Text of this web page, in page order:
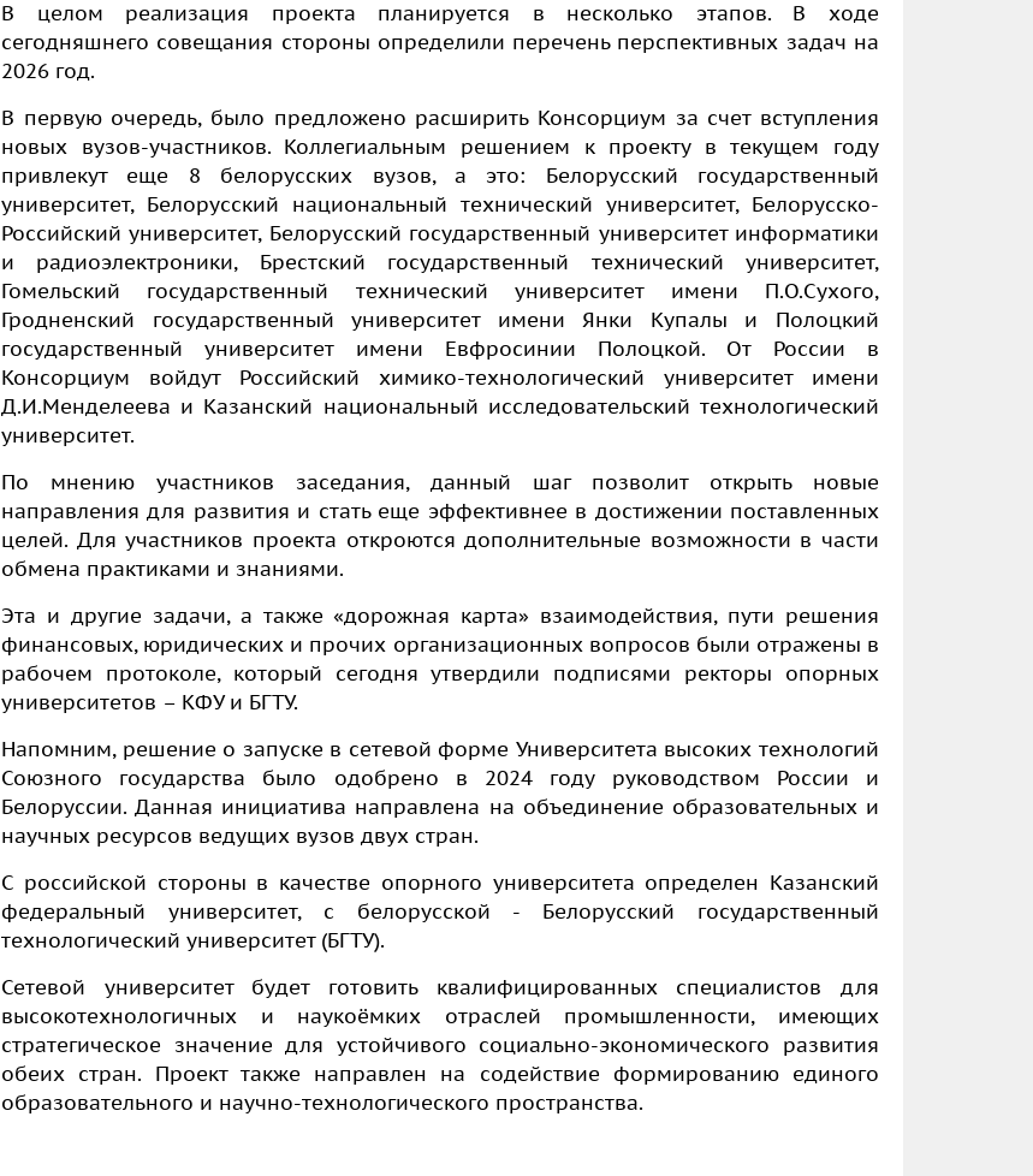
В целом реализация проекта планируется в несколько этапов. В ходе
сегодняшнего совещания стороны определили перечень перспективных задач на
2026 год.
В первую очередь, было предложено расширить Консорциум за счет вступления
новых вузов-участников. Коллегиальным решением к проекту в текущем году
привлекут еще 8 белорусских вузов, а это: Белорусский государственный
университет, Белорусский национальный технический университет, Белорусско-
Российский университет, Белорусский государственный университет информатики
и радиоэлектроники, Брестский государственный технический университет,
Гомельский государственный технический университет имени П.О.Сухого,
Гродненский государственный университет имени Янки Купалы и Полоцкий
государственный университет имени Евфросинии Полоцкой. От России в
Консорциум войдут Российский химико-технологический университет имени
Д.И.Менделеева и Казанский национальный исследовательский технологический
университет.
По мнению участников заседания, данный шаг позволит открыть новые
направления для развития и стать еще эффективнее в достижении поставленных
целей. Для участников проекта откроются дополнительные возможности в части
обмена практиками и знаниями.
Эта и другие задачи, а также «дорожная карта» взаимодействия, пути решения
финансовых, юридических и прочих организационных вопросов были отражены в
рабочем протоколе, который сегодня утвердили подписями ректоры опорных
университетов – КФУ и БГТУ.
Напомним, решение о запуске в сетевой форме Университета высоких технологий
Союзного государства было одобрено в 2024 году руководством России и
Белоруссии. Данная инициатива направлена на объединение образовательных и
научных ресурсов ведущих вузов двух стран.
С российской стороны в качестве опорного университета определен Казанский
федеральный университет, с белорусской - Белорусский государственный
технологический университет (БГТУ).
Сетевой университет будет готовить квалифицированных специалистов для
высокотехнологичных и наукоёмких отраслей промышленности, имеющих
стратегическое значение для устойчивого социально-экономического развития
обеих стран. Проект также направлен на содействие формированию единого
образовательного и научно-технологического пространства.